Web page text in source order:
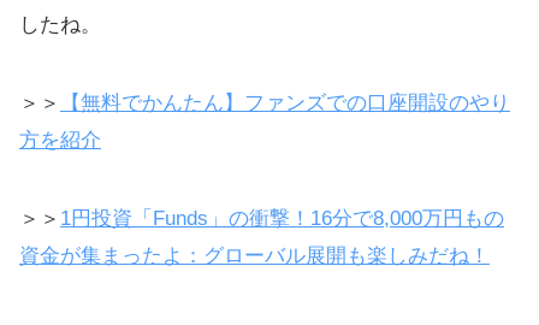
したね。
＞＞
【無料でかんたん】ファンズでの口座開設のやり
方を紹介
＞＞ 1円投資「Funds」の衝撃！16分で8,000万円もの
資金が集まったよ：グローバル展開も楽しみだね！